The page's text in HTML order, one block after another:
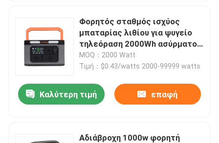
Φορητός σταθμός ισχύος
μπαταρίας λιθίου για ψυγείο
τηλεόραση 2000Wh ασύρματος
φορτιστής
MOQ：2000 Watt
Τιμή：$0.43/watts 2000-99999 watts
Καλύτερη τιμή επαφή
Αδιάβροχη 1000w φορητή